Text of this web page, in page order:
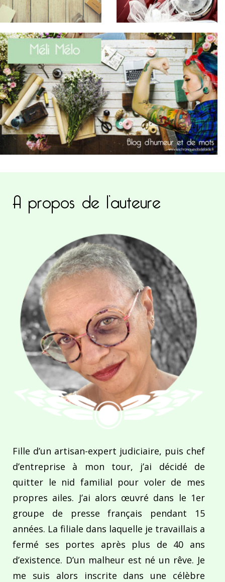
A propos de l’auteure
Fille d’un artisan-expert judiciaire, puis chef
d’entreprise à mon tour, j’ai décidé de
quitter le nid familial pour voler de mes
propres ailes. J’ai alors œuvré dans le 1er
groupe de presse français pendant 15
années. La filiale dans laquelle je travaillais a
fermé ses portes après plus de 40 ans
d’existence. D’un malheur est né un rêve. Je
me suis alors inscrite dans une célèbre